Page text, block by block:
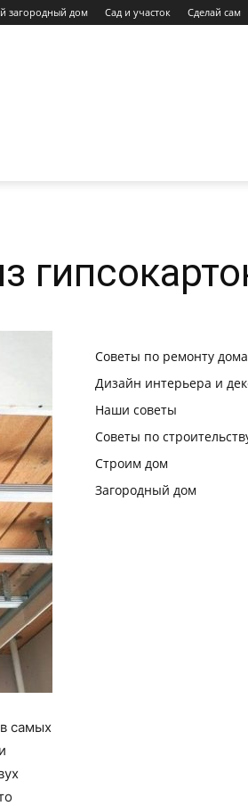
загородный дом Сад и участок Сделай сам
самых
Советы по ремонту дома
Дизайн интерьера и
Наши советы
Советы по
Строим дом
Загородный дом